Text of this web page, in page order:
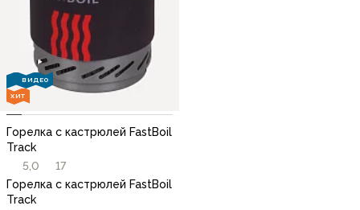
ВИДЕО
ХИТ
Горелка с кастрюлей FastBoil
Track
5,0
17
Горелка с кастрюлей FastBoil
Track